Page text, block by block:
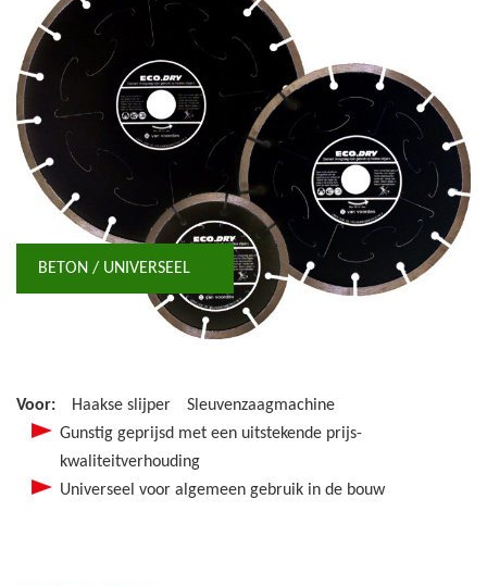
BETON / UNIVERSEEL
Voor: Haakse slijper
Sleuvenzaagmachine
Gunstig geprijsd met een uitstekende prijs-
kwaliteitverhouding
Universeel voor algemeen gebruik in de bouw